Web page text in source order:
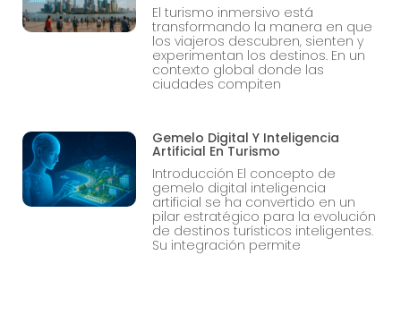
El turismo inmersivo está
transformando la manera en que
los viajeros descubren, sienten y
experimentan los destinos. En un
contexto global donde las
ciudades compiten
Gemelo Digital Y Inteligencia
Artificial En Turismo
Introducción El concepto de
gemelo digital inteligencia
artificial se ha convertido en un
pilar estratégico para la evolución
de destinos turísticos inteligentes.
Su integración permite